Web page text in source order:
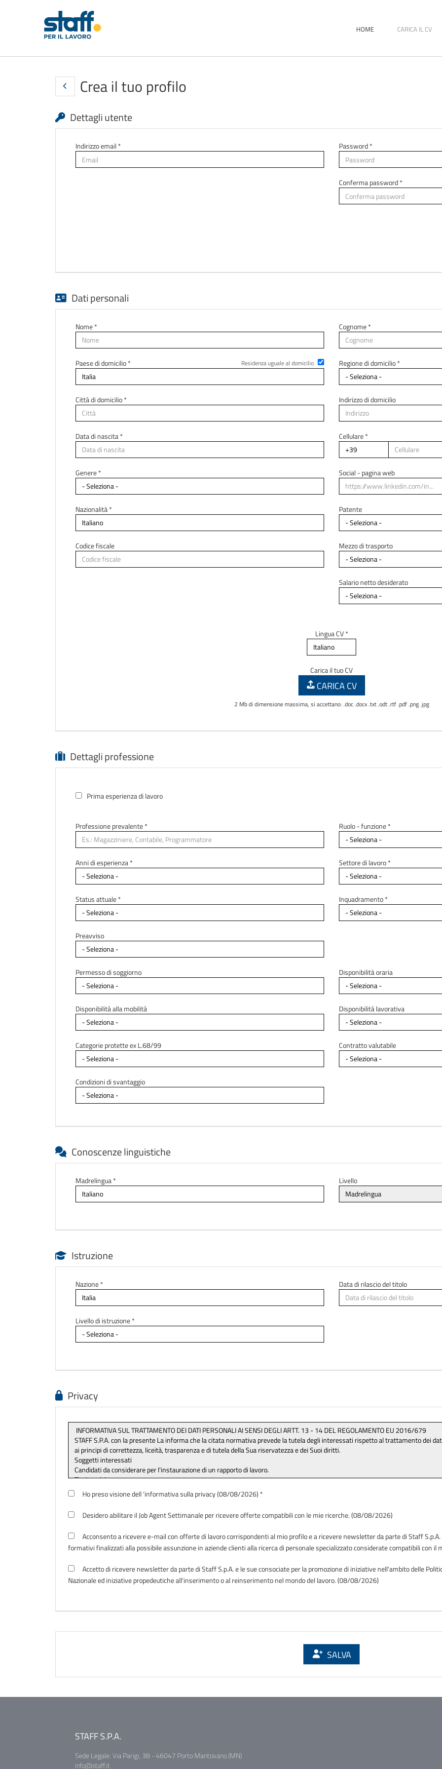
HOME CARICA IL CV
Crea il tuo profilo
Dettagli utente
Indirizzo email * Password *
Conferma password *
Dati personali
Nome * Cognome *
Paese di domicilio * Residenza uguale al domicilio Regione di domicilio *
Città di domicilio * Indirizzo di domicilio
Paese di residenza * Regione di residenza *
Città di residenza Indirizzo di residenza
Data di nascita *
Genere *
Nazionalità *
Codice fiscale
Cellulare *
Social - pagina web
Patente
Mezzo di trasporto
Salario netto desiderato
Lingua CV *
Carica il tuo CV
CARICA CV
2 Mb di dimensione massima, si accettano: .doc .docx .txt .odt .rtf .pdf .png .jpg
Dettagli professione
Prima esperienza di lavoro
Professione prevalente* Ruolo - funzione *
Anni di esperienza *
Status attuale *
Preavviso
Settore di lavoro *
Inquadramento *
Permesso di soggiorno
Disponibilità alla mobilità
Categorie protette ex L.68/99
Condizioni di svantaggio
Disponibilità oraria
Disponibilità lavorativa
Contratto valutabile
Conoscenze linguistiche
Madrelingua * Livello
Istruzione
Nazione *
Livello di istruzione *
Data di rilascio del titolo
Privacy
Ho preso visione dell 'informativa sulla privacy (08/08/2026) *
Desidero abilitare il Job Agent Settimanale per ricevere offerte compatibili con le mie ricerche. (08/08/2026)
Acconsento a ricevere e-mail con offerte di lavoro corrispondenti al mio profilo e a ricevere newsletter da parte di Staff
formativi finalizzati alla possibile assunzione in aziende clienti alla ricerca di personale specializzato considerate compatibili con
Accetto di ricevere newsletter da parte di Staff S.p.A. e le sue consociate per la promozione di iniziative nell'ambito delle
Nazionale ed iniziative propedeutiche all'inserimento o al reinserimento nel mondo del lavoro. (08/08/2026)
SALVA
STAFF S.P.A.
Sede Legale: Via Parigi, 38 - 46047 Porto Mantovano (MN)
info@staff.it